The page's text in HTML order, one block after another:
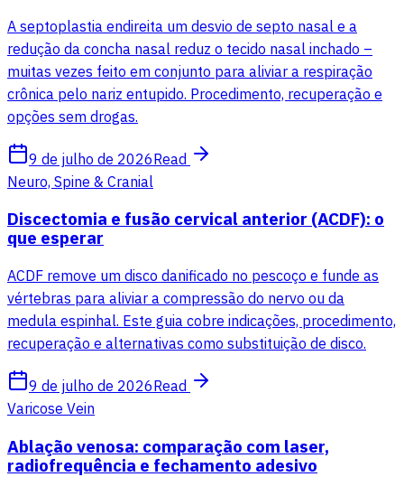
A septoplastia endireita um desvio de septo nasal e a
redução da concha nasal reduz o tecido nasal inchado –
muitas vezes feito em conjunto para aliviar a respiração
crônica pelo nariz entupido. Procedimento, recuperação e
opções sem drogas.
9 de julho de 2026Read
Neuro, Spine & Cranial
Discectomia e fusão cervical anterior (ACDF): o
que esperar
ACDF remove um disco danificado no pescoço e funde as
vértebras para aliviar a compressão do nervo ou da
medula espinhal. Este guia cobre indicações, procedimento,
recuperação e alternativas como substituição de disco.
9 de julho de 2026Read
Varicose Vein
Ablação venosa: comparação com laser,
radiofrequência e fechamento adesivo